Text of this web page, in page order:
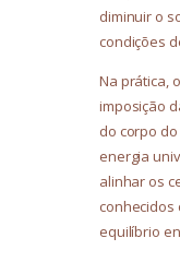
diminuir o
condições
Na prática,
imposição
do corpo
energia
alinhar os
conhecidos
equilíbrio